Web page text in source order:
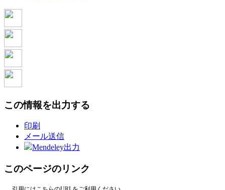
この情報を出力する
印刷
メール送信
Mendeley出力
このページのリンク